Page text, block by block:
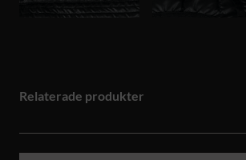
Relaterade produkter